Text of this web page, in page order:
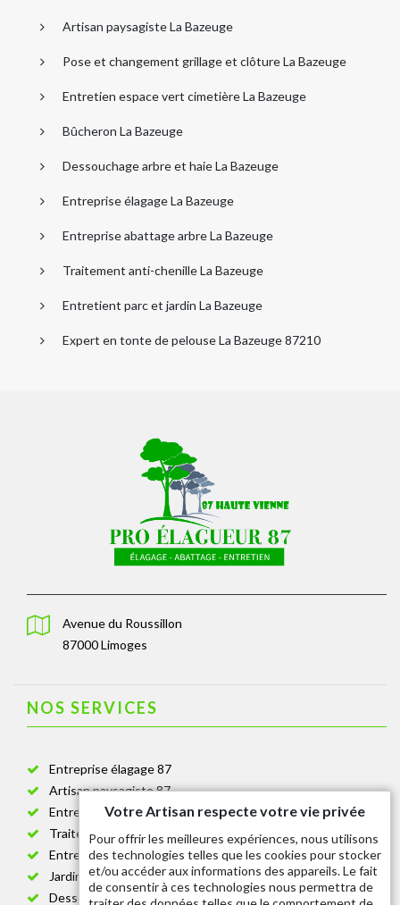
Artisan paysagiste La Bazeuge
Pose et changement grillage et clôture La Bazeuge
Entretien espace vert cimetière La Bazeuge
Bûcheron La Bazeuge
Dessouchage arbre et haie La Bazeuge
Entreprise élagage La Bazeuge
Entreprise abattage arbre La Bazeuge
Traitement anti-chenille La Bazeuge
Entretient parc et jardin La Bazeuge
Expert en tonte de pelouse La Bazeuge 87210
Avenue du Roussillon
87000 Limoges
NOS SERVICES
Entreprise élagage 87
Artisan paysagiste 87
Entreprise de jardinage 87
Traitement anti-chenille 87
Entreprise abattage arbre 87
Jardinier taille de haie 87
Dessouchage arbre et haie 87
Votre Artisan respecte votre vie privée
Pour offrir les meilleures expériences, nous utilisons
des technologies telles que les cookies pour stocker
et/ou accéder aux informations des appareils. Le fait
de consentir à ces technologies nous permettra de